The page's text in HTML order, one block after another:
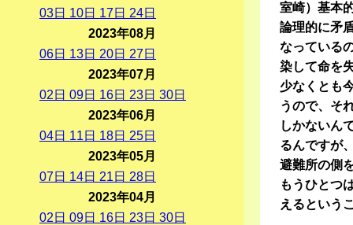
室崎）基本
論理的に矛
なっている
染して命を
少なくとも
うので、そ
しかないん
るんですが
避難所の側
もうひとつ
えるという
03日 10日 17日 24日
2023年08月
06日 13日 20日 27日
2023年07月
02 日 09日 16日 23日 30日
2023年06月
04日 11 日 18日 25日
2023年05月
07日 14日 21 日 28日
2023年04月
02 日 09日 16日 23日 30日